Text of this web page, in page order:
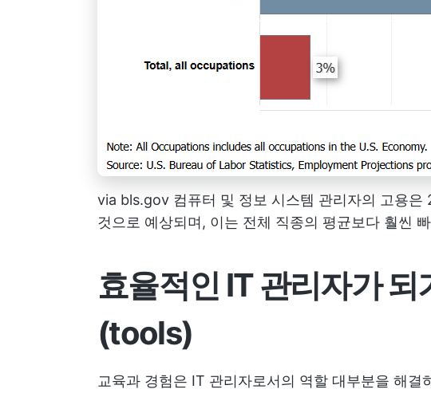
via bls.gov 컴퓨터 및 정보 시스템 관리자의 고용
것으로 예상되며, 이는 전체 직종의 평균보다 훨씬
효율적인 IT 관리자가 되
(tools)
교육과 경험은 IT 관리자로서의 역할 대부분을 해결